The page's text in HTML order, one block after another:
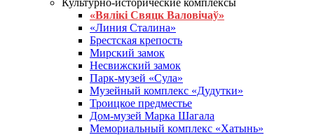
Культурно-исторические комплексы
«Вялікі Свяцк Валовічаў»
«Линия Сталина»
Брестская крепость
Мирский замок
Несвижский замок
Парк-музей «Сула»
Музейный комплекс «Дудутки»
Троицкое предместье
Дом-музей Марка Шагала
Мемориальный комплекс «Хатынь»